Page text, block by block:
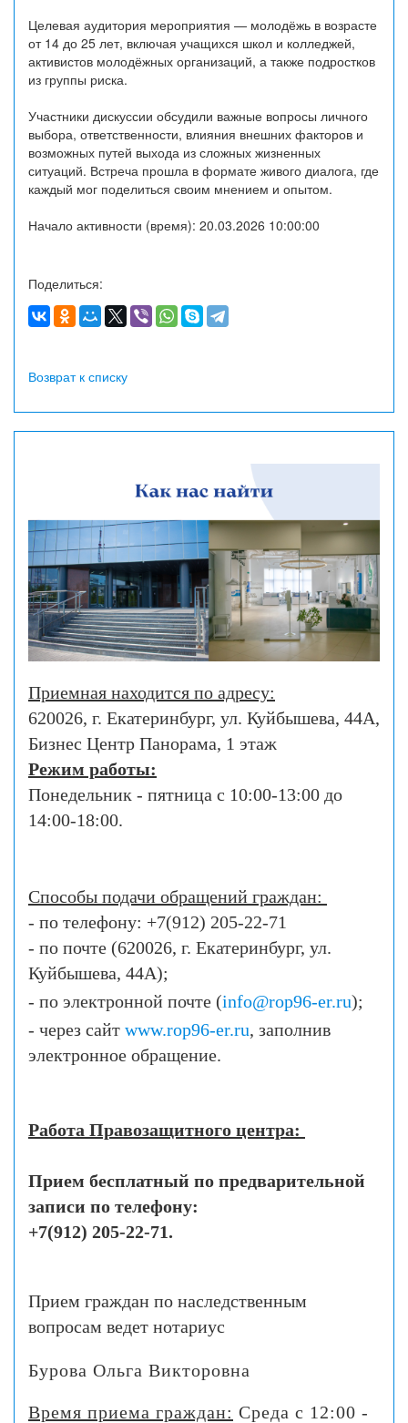
Целевая аудитория мероприятия — молодёжь в возрасте
от 14 до 25 лет, включая учащихся школ и колледжей,
активистов молодёжных организаций, а также подростков
из группы риска.
Участники дискуссии обсудили важные вопросы личного
выбора, ответственности, влияния внешних факторов и
возможных путей выхода из сложных жизненных
ситуаций. Встреча прошла в формате живого диалога, где
каждый мог поделиться своим мнением и опытом.
Начало активности (время): 20.03.2026 10:00:00
Поделиться:
Возврат к списку
Приемная находится по адресу:
620026, г. Екатеринбург, ул. Куйбышева, 44А,
Бизнес Центр Панорама, 1 этаж
Режим работы:
Понедельник - пятница с 10:00-13:00 до
14:00-18:00.
Способы подачи обращений граждан:
- по телефону: +7(912) 205-22-71
- по почте (620026, г. Екатеринбург, ул.
Куйбышева, 44А);
- по электронной почте (info@rop96-er.ru);
- через сайт www.rop96-er.ru, заполнив
электронное обращение.
Работа Правозащитного центра:
Прием бесплатный по предварительной
записи по телефону:
+7(912) 205-22-71.
Прием граждан по наследственным
вопросам ведет нотариус
Бурова Ольга Викторовна
Время приема граждан: Среда с 12:00 -